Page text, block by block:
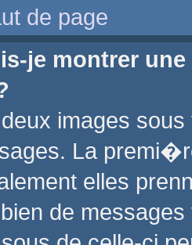
de page
je montrer
images
La
elles
de